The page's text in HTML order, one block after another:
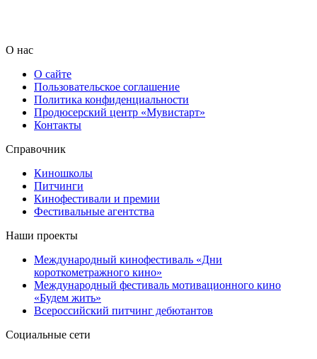
О нас
О сайте
Пользовательское соглашение
Политика конфиденциальности
Продюсерский центр «Мувистарт»
Контакты
Справочник
Киношколы
Питчинги
Кинофестивали и премии
Фестивальные агентства
Наши проекты
Международный кинофестиваль «Дни
короткометражного кино»
Международный фестиваль мотивационного кино
«Будем жить»
Всероссийский питчинг дебютантов
Социальные сети